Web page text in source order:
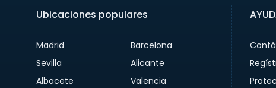
Ubicaciones populares
Madrid
Barcelona
Sevilla
Alicante
Albacete
Valencia